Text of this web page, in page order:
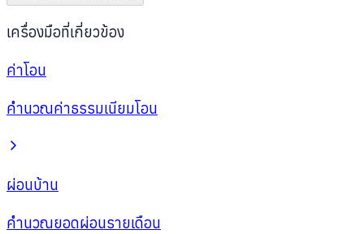
เครื่องมือที่เกี่ยวข้อง
ค่าโอน
คำนวณค่าธรรมเนียมโอน
ผ่อนบ้าน
คำนวณยอดผ่อนรายเดือน